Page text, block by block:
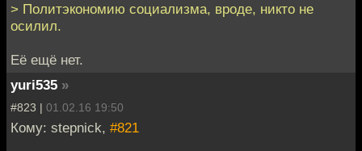
> Политэкономию социализма, вроде, никто не
осилил.
Её ещё нет.
yuri535 »
#823 | 01.02.16 19:50
Кому: stepnick, #821